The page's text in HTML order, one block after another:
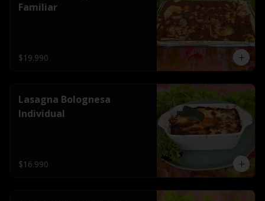
Familiar
$19.990
Lasagna Bolognesa
Individual
$16.990